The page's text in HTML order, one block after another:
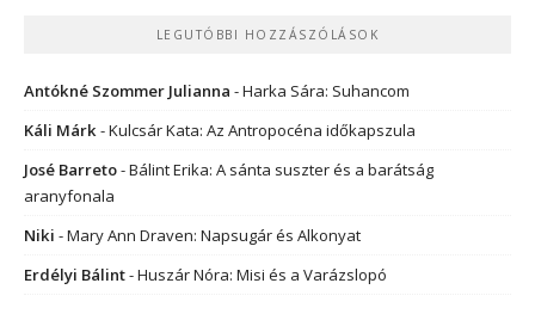
LEGUTÓBBI HOZZÁSZÓLÁSOK
Antókné Szommer Julianna -Harka Sára: Suhancom
Káli Márk-Kulcsár Kata: Az Antropocéna időkapszula
José Barreto-Bálint Erika: A sánta suszter és a barátság
aranyfonala
Niki -Mary Ann Draven: Napsugár és Alkonyat
Erdélyi Bálint-Huszár Nóra: Misi és a Varázslopó